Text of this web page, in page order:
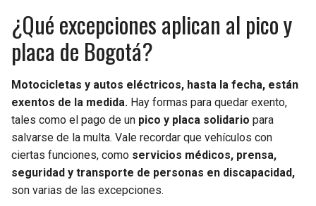
¿Qué excepciones aplican al pico y
placa de Bogotá?
Motocicletas y autos eléctricos, hasta la fecha, están
exentos de la medida. Hay formas para quedar exento,
tales como el pago de un pico y placa solidario para
salvarse de la multa. Vale recordar que vehículos con
ciertas funciones, como servicios médicos, prensa,
seguridad y transporte de personas en discapacidad,
son varias de las excepciones.